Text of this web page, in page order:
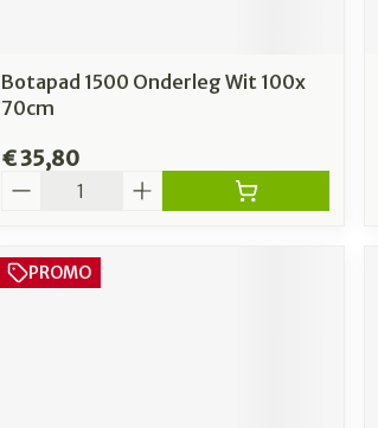
Botapad 1500 Onderleg Wit 100x
70cm
€ 35,80
PROMO